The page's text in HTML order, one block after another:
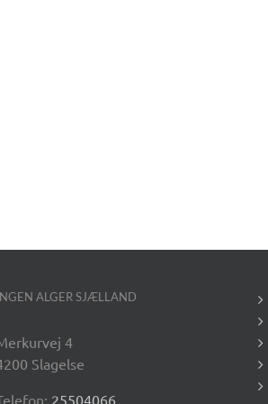
ALGER SJÆLLAND
4
Slagelse
25504066